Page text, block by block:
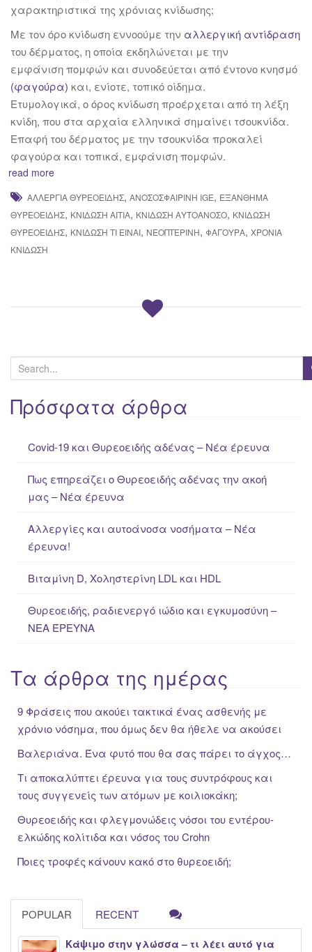
χαρακτηριστικά της χρόνιας κνίδωσης;
Με τον όρο κνίδωση εννοούμε την αλλεργική αντίδραση
του δέρματος, η οποία εκδηλώνεται με την
εμφάνιση πομφών και συνοδεύεται από έντονο κνησμό
(φαγούρα) και, ενίοτε, τοπικό οίδημα.
Ετυμολογικά, ο όρος κνίδωση προέρχεται από τη λέξη
κνίδη, που στα αρχαία ελληνικά σημαίνει τσουκνίδα.
Επαφή του δέρματος με την τσουκνίδα προκαλεί
φαγούρα και τοπικά, εμφάνιση πομφών.
read more
ΑΛΛΕΡΓΊΑ ΘΥΡΕΟΕΙΔΉΣ, ΑΝΟΣΟΣΦΑΙΡΊΝΗ IGE, ΕΞΆΝΘΗΜΑ
ΘΥΡΕΟΕΙΔΉΣ, ΚΝΊΔΩΣΗ ΑΊΤΙΑ, ΚΝΊΔΩΣΗ ΑΥΤΟΆΝΟΣΟ, ΚΝΊΔΩΣΗ
ΘΥΡΕΟΕΙΔΉΣ, ΚΝΊΔΩΣΗ ΤΙ ΕΊΝΑΙ, ΝΕΟΠΤΕΡΊΝΗ, ΦΑΓΟΎΡΑ, ΧΡΌΝΙΑ
ΚΝΊΔΩΣΗ
e
a
rΠρόσφατα άρθρα
Covid-19 και Θυρεοειδής αδένας – Νέα έρευνα
Πως επηρεάζει ο Θυρεοειδής αδένας την ακοή
μας – Νέα έρευνα
Αλλεργίες και αυτοάνοσα νοσήματα – Νέα
έρευνα!
Βιταμίνη D, Χοληστερίνη LDL και HDL
Θυρεοειδής, ραδιενεργό ιώδιο και εγκυμοσύνη –
ΝΕΑ ΈΡΕΥΝΑ
Τα άρθρα της ημέρας
9 Φράσεις που ακούει τακτικά ένας ασθενής με
χρόνιο νόσημα, που όμως δεν θα ήθελε να ακούσει
Βαλεριάνα. Ένα φυτό που θα σας πάρει το άγχος…
Τι αποκαλύπτει έρευνα για τους συντρόφους και
τους συγγενείς των ατόμων με κοιλιοκάκη;
Θυρεοειδής και φλεγμονώδεις νόσοι του εντέρου-
ελκώδης κολίτιδα και νόσος του Crohn
Ποιες τροφές κάνουν κακό στο θυρεοειδή;
POPULAR RECENT
Κάψιμο στην γλώσσα – τι λέει αυτό για